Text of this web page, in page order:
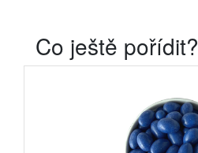
Co ještě pořídit?